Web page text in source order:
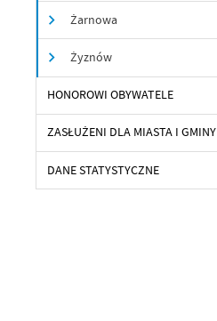
Żarnowa
Żyznów
HONOROWI OBYWATELE
ZASŁUŻENI DLA MIASTA I GMINY
DANE STATYSTYCZNE